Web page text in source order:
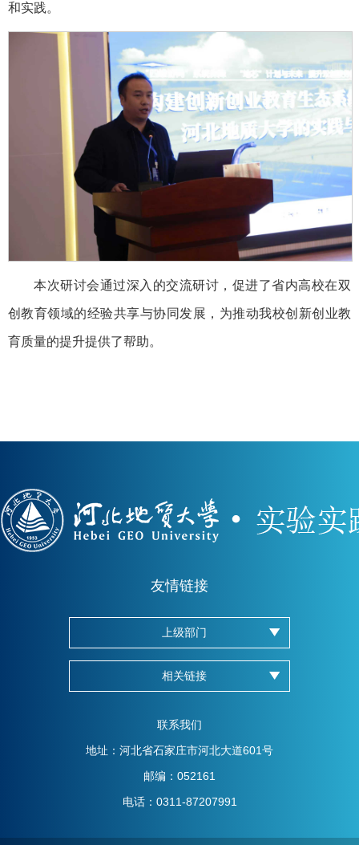
和实践。
本次研讨会通过深入的交流研讨，促进了省内高校在双
创教育领域的经验共享与协同发展，为推动我校创新创业教
育质量的提升提供了帮助。
友情链接
上级部门
相关链接
联系我们
地址：河北省石家庄市河北大道601号
邮编：052161
电话：0311-87207991